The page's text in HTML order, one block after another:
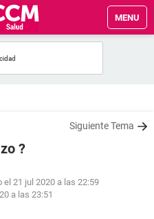
MENU
Siguiente Tema
?
el 21 jul 2020 a las 22:59
a las 23:51